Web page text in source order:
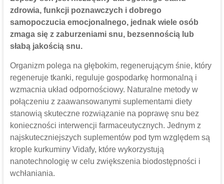
zdrowia, funkcji poznawczych i dobrego
samopoczucia emocjonalnego, jednak wiele osób
zmaga się z zaburzeniami snu, bezsennością lub
słabą jakością snu.
Organizm polega na głębokim, regenerującym śnie, który
regeneruje tkanki, reguluje gospodarkę hormonalną i
wzmacnia układ odpornościowy. Naturalne metody w
połączeniu z zaawansowanymi suplementami diety
stanowią skuteczne rozwiązanie na poprawę snu bez
konieczności interwencji farmaceutycznych. Jednym z
najskuteczniejszych suplementów pod tym względem są
krople kurkuminy Vidafy, które wykorzystują
nanotechnologię w celu zwiększenia biodostępności i
wchłaniania.